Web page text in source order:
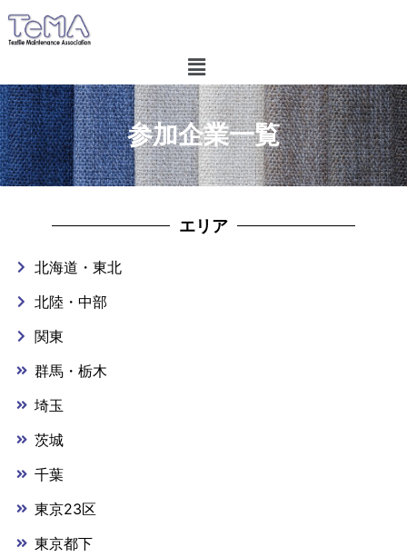
参加企業一覧
エリア
北海道・東北
北陸・中部
関東
群馬・栃木
埼玉
茨城
千葉
東京23区
東京都下